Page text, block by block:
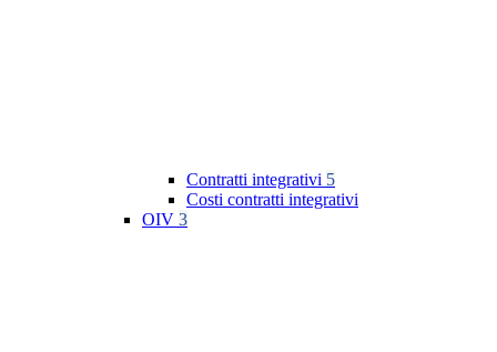
Contratti integrativi 5
Costi contratti integrativi
OIV 3